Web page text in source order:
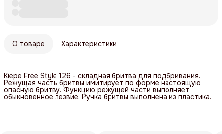
О товаре Характеристики
Kiepe Free Style 126 - складная бритва для подбривания.
Режущая часть бритвы имитирует по форме настоящую
опасную бритву. Функцию режущей части выполняет
обыкновенное лезвие. Ручка бритвы выполнена из пластика.